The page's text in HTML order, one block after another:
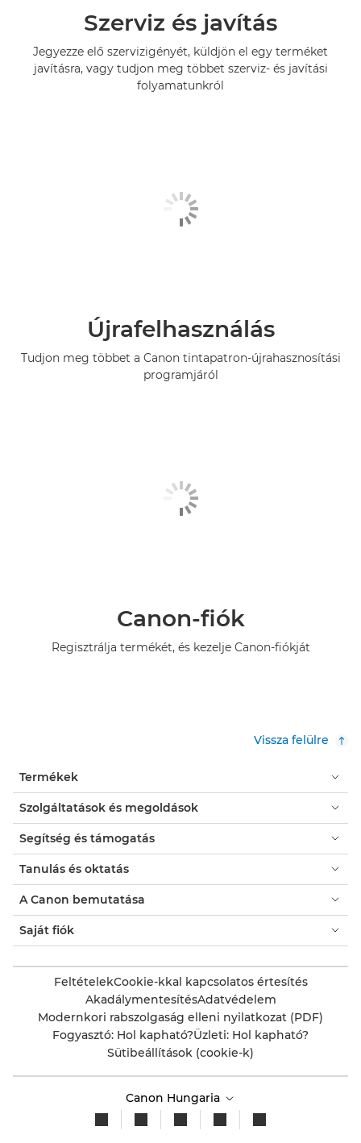
Szerviz és javítás
Jegyezze elő szervizigényét, küldjön el egy terméket
javításra, vagy tudjon meg többet szerviz- és javítási
folyamatunkról
Újrafelhasználás
Tudjon meg többet a Canon tintapatron-újrahasznosítási
programjáról
Canon-fiók
Regisztrálja termékét, és kezelje Canon-fiókját
Vissza felülre
Termékek
Szolgáltatások és megoldások
Segítség és támogatás
Tanulás és oktatás
A Canon bemutatása
Saját fiók
FeltételekCookie-kkal kapcsolatos értesítés
AkadálymentesítésAdatvédelem
Modernkori rabszolgaság elleni nyilatkozat (PDF)
Fogyasztó: Hol kapható?Üzleti: Hol kapható?
Sütibeállítások (cookie-k)
Canon Hungaria